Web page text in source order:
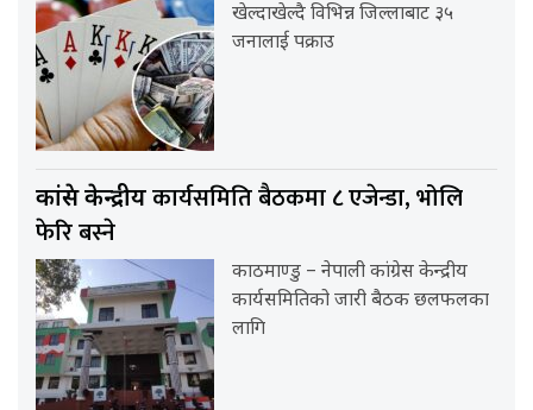
खेल्दाखेल्दै विभिन्न जिल्लाबाट ३५
जनालाई पक्राउ
कांग्रेस केन्द्रीयकार्यसमिति बैठकमा ८ एजेन्डा, भोलि
फेरि बस्ने
काठमाण्डु – नेपाली कांग्रेस केन्द्रीय
कार्यसमितिको जारी बैठक छलफलका
लागि